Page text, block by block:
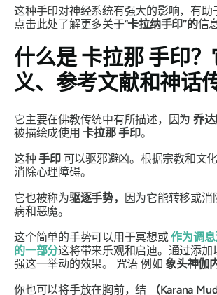
这种手印对神经系统有强大的影响，有助
点击此处了解更多关于“卡拉纳手印”的信
什么是卡拉那 手印？
义、参考文献和神话
它主要在佛教传统中有所描述，因为 乔达
被描绘成使用卡拉那手印。
这种手印可以驱邪避凶。根据宗教和文
消除心理障碍。
它也被称为驱逐手势，
因为它能转移或
病和恶魔。
这个简单的手势可以用于冥想或作为调
的一部分这将带来乐观和启迪。通过添加
强这一举动的效果。 咒语 例如象头神伽
你也可以将手放在胸前，结
（Karana